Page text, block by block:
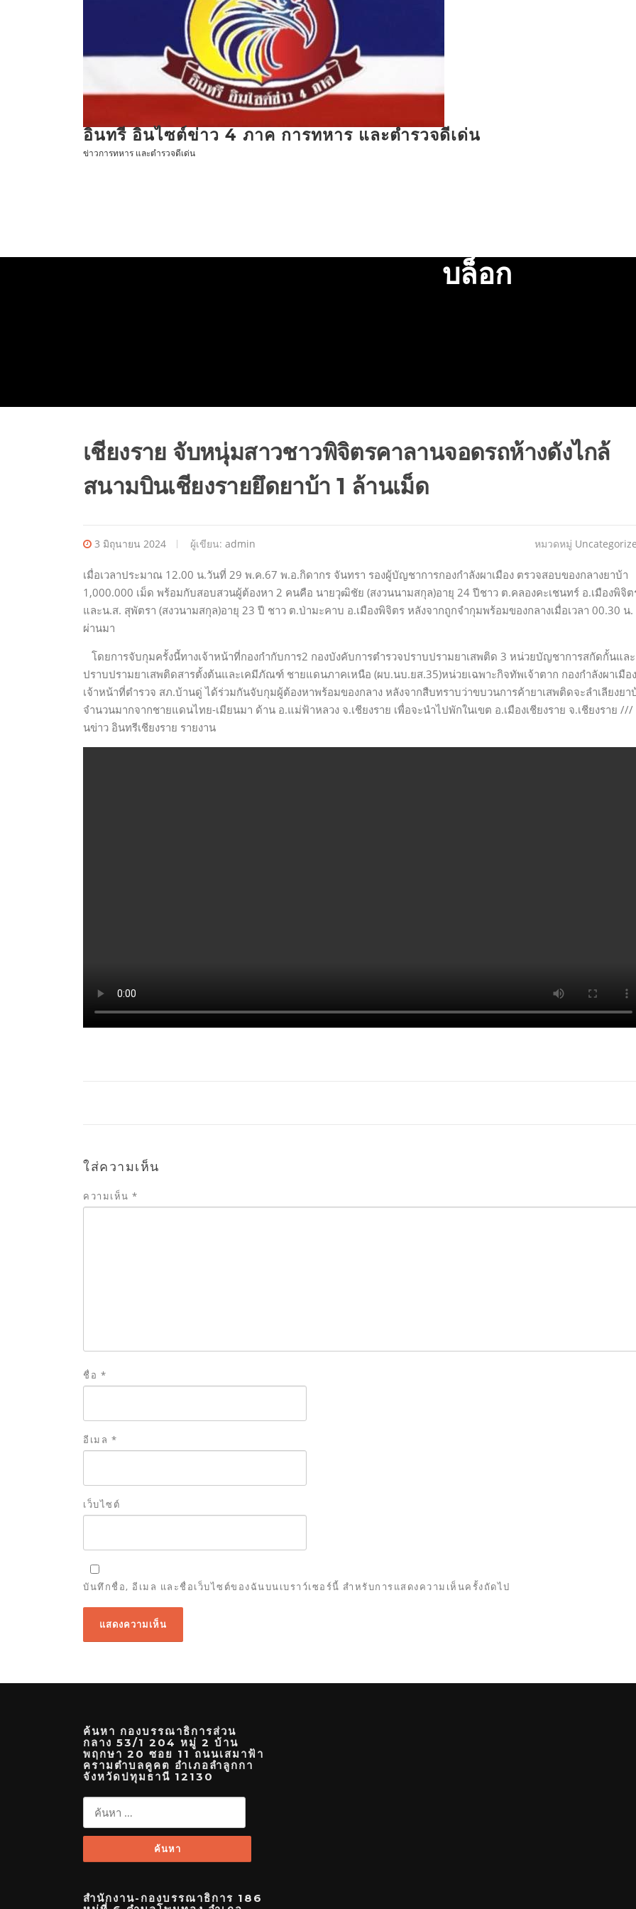
อินทรี อินไซต์ข่าว 4 ภาค การทหาร และตำรวจดีเด่น
ข่าวการทหาร และตำรวจดีเด่น
บล็อก
เชียงราย จับหนุ่มสาวชาวพิจิตรคาลานจอดรถห้างดังไกล้
สนามบินเชียงรายยึดยาบ้า 1 ล้านเม็ด
3 มิถุนายน 2024 ผู้เขียน: admin หมวดหมู่
เมื่อเวลาประมาณ 12.00 น.วันที่ 29 พ.ค.67 พ.อ.กิดากร จันทรา รองผู้บัญชาการกองกำลังผาเมือง ตรวจสอบของกลางยาบ้า
1,000.000 เม็ด พร้อมกับสอบสวนผู้ต้องหา 2 คนคือ นายวุฒิชัย (สงวนนามสกุล)อายุ 24 ปีชาว ต.คลองคะเชนทร์ อ.เมืองพิจิต
และน.ส. สุพัตรา (สงวนามสกุล)อายุ 23 ปี ชาว ต.ป่ามะคาบ อ.เมืองพิจิตร หลังจากถูกจำกุมพร้อมของกลางเมื่อเวลา 00.30 น.
ผ่านมา
โดยการจับกุมครั้งนี้ทางเจ้าหน้าที่กองกำกับการ2 กองบังคับการตำรวจปราบปรามยาเสพติด 3 หน่วยบัญชาการสกัดกั้นและ
ปราบปรามยาเสพติดสารตั้งต้นและเคมีภัณฑ์ ชายแดนภาคเหนือ (ผบ.นบ.ยส.35)หน่วยเฉพาะกิจทัพเจ้าตาก กองกำลังผาเมือง
เจ้าหน้าที่ตำรวจ สภ.บ้านดู่ ได้ร่วมกันจับกุมผู้ต้องหาพร้อมของกลาง หลังจากสืบทราบว่าขบวนการค้ายาเสพติดจะลำเลียงยา
จำนวนมากจากชายแดนไทย-เมียนมา ด้าน อ.แม่ฟ้าหลวง จ.เชียงราย เพื่อจะนำไปพักในเขต อ.เมืองเชียงราย จ.เชียงราย ///
นข่าว อินทรีเชียงราย รายงาน
ใส่ความเห็น
ความเห็น *
ชื่อ *
อีเมล *
เว็บไซต์
บันทึกชื่อ, อีเมล และชื่อเว็บไซต์ของฉันบนเบราว์เซอร์นี้ สำหรับการแสดงความเห็นครั้งถัดไป
ค้นหา กองบรรณาธิการส่วน
กลาง 53/1 204 หมู่ 2 บ้าน
พฤกษา 20 ซอย 11 ถนนเสมาฟ้า
ครามตำบลคูคต อำเภอลำลูกกา
จังหวัดปทุมธานี 12130
ค้นหา
สำหรับ:
สำนักงาน-กองบรรณาธิการ 186